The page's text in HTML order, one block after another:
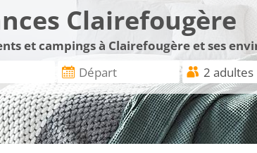
Clairefougère
et campings à Clairefougère et ses